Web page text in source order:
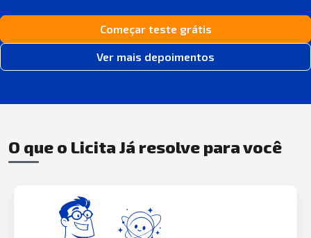
Começar teste grátis
Ver mais depoimentos
O que o Licita Já resolve para você